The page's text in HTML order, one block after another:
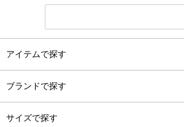
アイテムで探す
ブランドで探す
サイズで探す